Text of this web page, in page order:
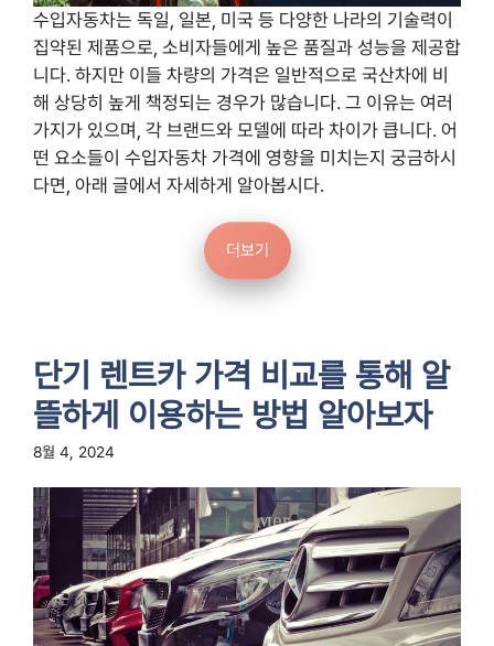
수입자동차는 독일, 일본, 미국 등 다양한 나라의 기술력이
집약된 제품으로, 소비자들에게 높은 품질과 성능을 제공합
니다. 하지만 이들 차량의 가격은 일반적으로 국산차에 비
해 상당히 높게 책정되는 경우가 많습니다. 그 이유는 여러
가지가 있으며, 각 브랜드와 모델에 따라 차이가 큽니다. 어
떤 요소들이 수입자동차 가격에 영향을 미치는지 궁금하시
다면, 아래 글에서 자세하게 알아봅시다.
더보기
단기 렌트카 가격 비교를 통해 알
뜰하게 이용하는 방법 알아보자
8월 4, 2024